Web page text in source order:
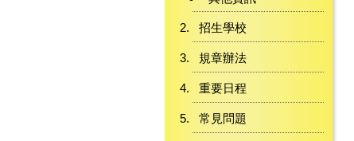
招生學校
規章辦法
重要日程
常見問題